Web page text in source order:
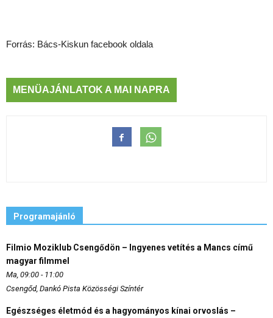
Forrás: Bács-Kiskun facebook oldala
MENÜAJÁNLATOK A MAI NAPRA
Programajánló
Filmio Moziklub Csengődön – Ingyenes vetítés a Mancs című
magyar filmmel
Ma, 09:00 - 11:00
Csengőd, Dankó Pista Közösségi Színtér
Egészséges életmód és a hagyományos kínai orvoslás –